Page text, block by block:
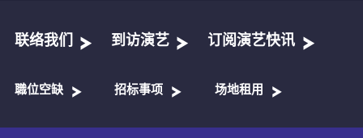
联络我们 到访演艺 订阅演艺快讯
職位空缺 招标事项 场地租用